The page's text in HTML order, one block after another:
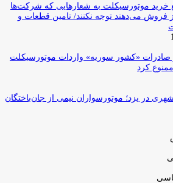
خرید موتورسیکلت به شعارهایی که شرکت‌ها
فروش می‌دهند توجه نکنند/ تامین قطعات و
صادرات «کشور سوریه» واردات موتورسیکلت
در یزد؛ موتورسواران نیمی از جان‌باختگان